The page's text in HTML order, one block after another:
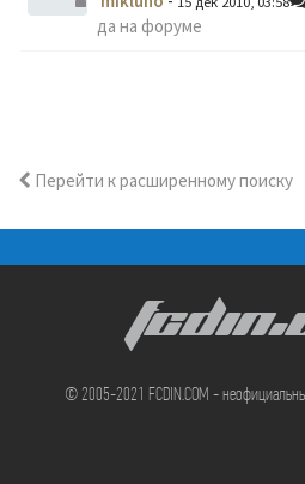
да на форуме
Перейти к расширенному поиску
© 2005-2021 FCDIN.COM -